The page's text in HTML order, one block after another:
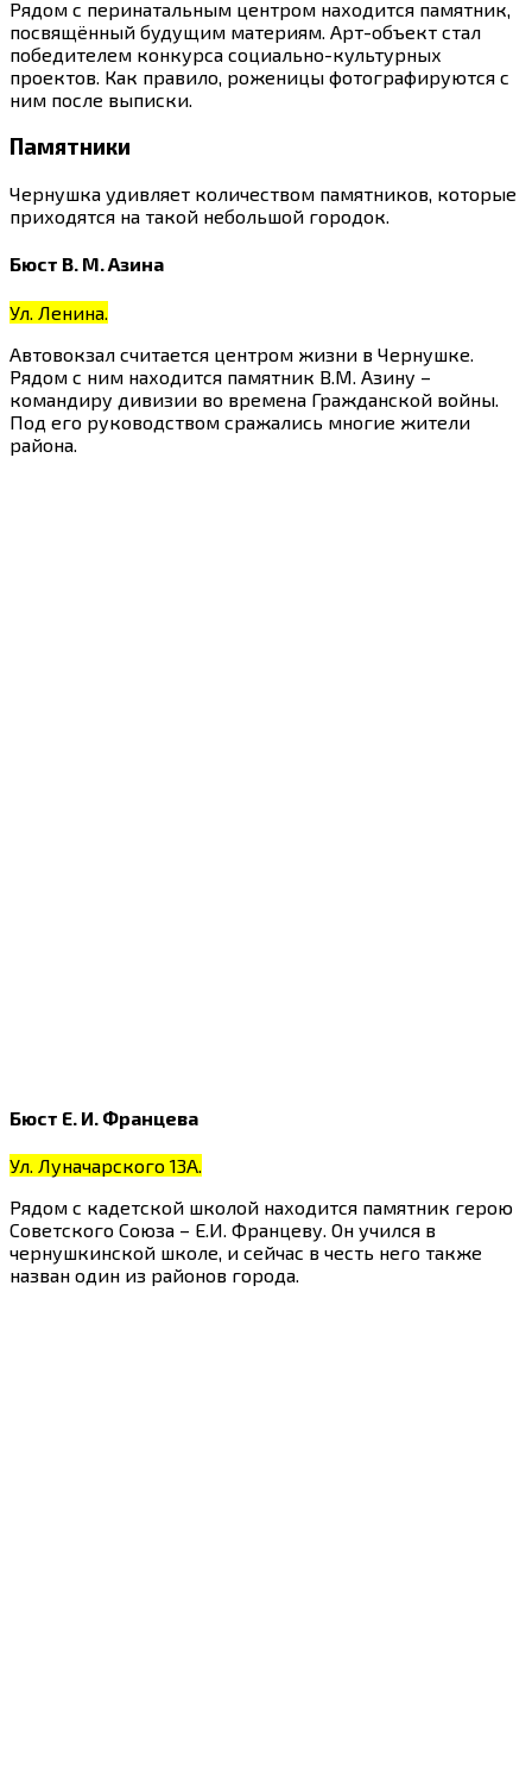
Рядом с перинатальным центром находится памятник,
посвящённый будущим материям. Арт-объект стал
победителем конкурса социально-культурных
проектов. Как правило, роженицы фотографируются с
ним после выписки.
Памятники
Чернушка удивляет количеством памятников, которые
приходятся на такой небольшой городок.
Бюст В. М. Азина
Ул. Ленина.
Автовокзал считается центром жизни в Чернушке.
Рядом с ним находится памятник В.М. Азину –
командиру дивизии во времена Гражданской войны.
Под его руководством сражались многие жители
района.
Бюст Е. И. Францева
Ул. Луначарского 13А.
Рядом с кадетской школой находится памятник герою
Советского Союза – Е.И. Францеву. Он учился в
чернушкинской школе, и сейчас в честь него также
назван один из районов города.